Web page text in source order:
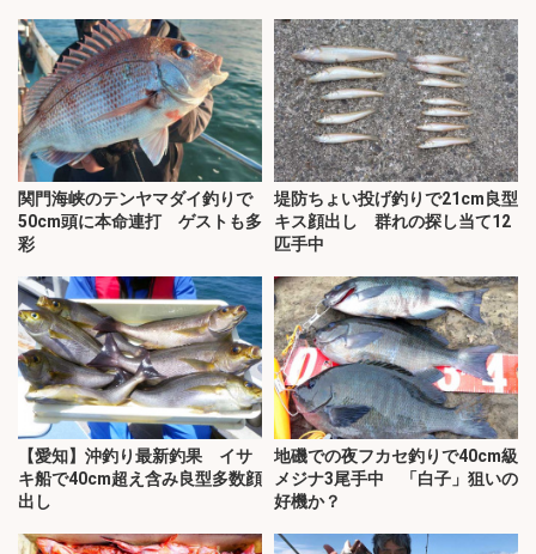
関門海峡のテンヤマダイ釣りで
50cm頭に本命連打 ゲストも多
彩
堤防ちょい投げ釣りで21cm良型
キス顔出し 群れの探し当て12
匹手中
【愛知】沖釣り最新釣果 イサ
キ船で40cm超え含み良型多数顔
出し
地磯での夜フカセ釣りで40cm級
メジナ3尾手中 「白子」狙いの
好機か？